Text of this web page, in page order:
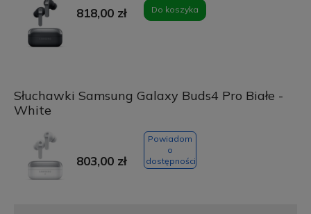
818,00 zł Do koszyka
Słuchawki Samsung Galaxy Buds4 Pro Białe -
White
803,00 zł
Powiadom
o
dostępności